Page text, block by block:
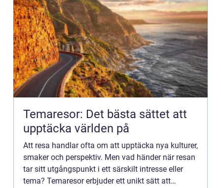
Temaresor: Det bästa sättet att
upptäcka världen på
Att resa handlar ofta om att upptäcka nya kulturer,
smaker och perspektiv. Men vad händer när resan
tar sitt utgångspunkt i ett särskilt intresse eller
tema? Temaresor erbjuder ett unikt sätt att